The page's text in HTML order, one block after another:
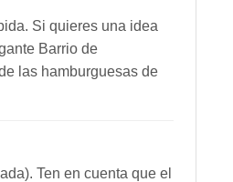
Si quieres una idea
Barrio de
las hamburguesas de
Ten en cuenta que el